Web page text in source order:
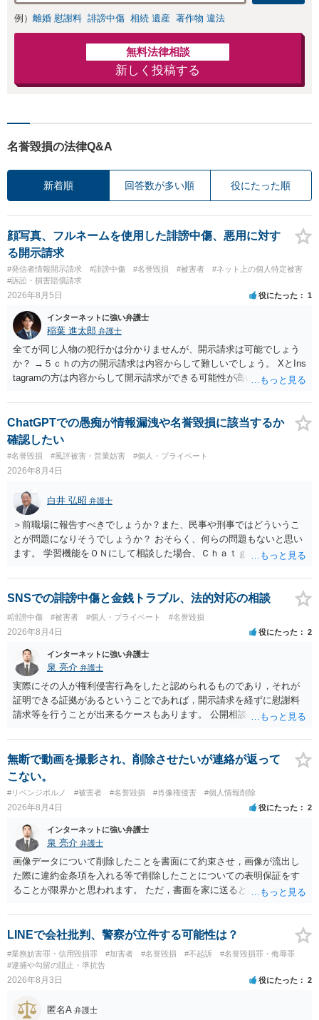
例） 離婚 慰謝料 誹謗中傷 相続 遺産 著作物 違法
無料法律相談
新しく投稿する
名誉毀損の法律Q&A
新着順 回答数が多い順 役にたった順
顔写真、フルネームを使用した誹謗中傷、悪用に対す
る開示請求
#発信者情報開示請求 #誹謗中傷 #名誉毀損 #被害者
#ネット上の個人特定被害
#訴訟・損害賠償請求
2026年8月5日 役にたった 1
インターネットに強い弁護士
稲葉 進太郎 弁護士
全てが同じ人物の犯行かは分かりませんが、開示請求は可能でしょう
か？ →５ｃｈの方の開示請求は内容からして難しいでしょう。 XとIns
tagramの方は内容からして開示請求ができる可能性が高いでしょう。
いでしょう。７月中にアカウントが削除されている場合、今から進め
ても失敗する可能性が高いように思われます。 相手を特定できた場
合、相手に全ての弁護士費用を負担させることは可能でしょうか？ →
訴訟外の交渉で相手方が認めれば負担させることができるでしょう。
訴訟で判決となった場合は、実際の弁護士費用が認められる場合と認
められない場合があり何ともいえないところでしょう。
ChatGPTでの愚痴が情報漏洩や名誉毀損に該当するか
確認したい
#名誉毀損 #風評被害・営業妨害 #個人・プライベート
2026年8月4日
白井 弘昭 弁護士
＞前職場に報告すべきでしょうか？また、民事や刑事ではどういうこ
とが問題になりそうでしょうか？ おそらく、何らの問題もないと思い
ます。 学習機能をＯＮにして相談した場合、Ｃｈａｔｇｐｔがｏｐｅ
する可能性がありますが、個人名や会社名を特定していない限り、一
般論として抽象化されて回答に織り込まれる可能性が生じるにすぎま
せんので、その情報自体が、秘密情報に当たるとは思えませんし、名
誉棄損として、個人や会社に対する誹謗中傷の不特定多数への公開に
当たるとも思われません。 もちろん、誰がその内容をｃｈａｔｇｐｔ
に入力したかも第三者にしられることはないので、個人や会社の特定
をせずに書き込んだことで（おそらく特定して書き込んだとして
も）、相談者さんが刑事民事の責任に問われることはないでしょう。
私見ながらご参考まで。
SNSでの誹謗中傷と金銭トラブル、法的対応の相談
#誹謗中傷 #被害者 #個人・プライベート #名誉毀損
2026年8月4日 役にたった 2
インターネットに強い弁護士
泉 亮介 弁護士
実際にその人が権利侵害行為をしたと認められるものであり，それが
証明できる証拠があるということであれば，開示請求を経ずに慰謝料
請求等を行うことが出来るケースもあります。 公開相談の場では回答
に個別に相談されると良いでしょう。
無断で動画を撮影され、削除させたいが連絡が返って
こない。
#リベンジポルノ #被害者 #名誉毀損 #肖像権侵害 #個人情報削除
2026年8月4日 役にたった 2
インターネットに強い弁護士
泉 亮介 弁護士
画像データについて削除したことを書面にて約束させ，画像が流出し
た際に違約金条項を入れる等で削除したことについての表明保証をす
ることが限界かと思われます。 ただ，書面を家に送ると家族に不貞行
除等を求めることは避けたほうが良いかと思われます。
LINEで会社批判、警察が立件する可能性は？
#業務妨害罪・信用毀損罪 #加害者 #名誉毀損 #不起訴
#名誉毀損罪・侮辱罪
#逮捕や勾留の阻止・準抗告
2026年8月3日 役にたった 2
匿名A 弁護士